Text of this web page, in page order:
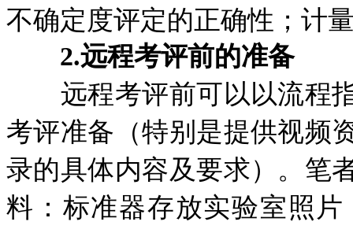
不确定度评定的正确性；计
2.远程考评前的准备
远程考评前可以以流程指
考评准备（特别是提供视频
录的具体内容及要求）。笔
料：标准器存放实验室照